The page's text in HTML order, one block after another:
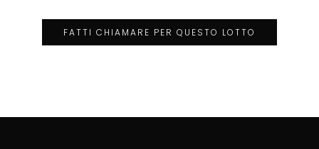
FATTI CHIAMARE PER QUESTO LOTTO